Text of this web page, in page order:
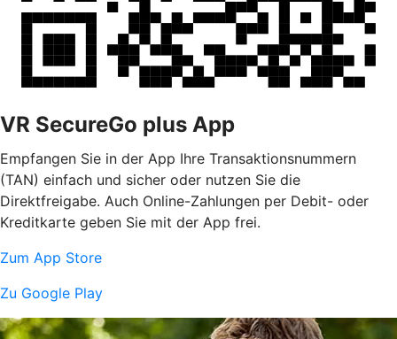
VR SecureGo plus App
Empfangen Sie in der App Ihre Transaktionsnummern
(TAN) einfach und sicher oder nutzen Sie die
Direktfreigabe. Auch Online-Zahlungen per Debit- oder
Kreditkarte geben Sie mit der App frei.
Zum App Store
Zu Google Play